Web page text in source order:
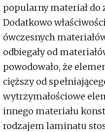
popularny materiał do
Dodatkowo
ówczesnych
odbiegały od
powodowało, że
cięższy od
wytrzymałościowe
innego materiału
rodzajem laminatu